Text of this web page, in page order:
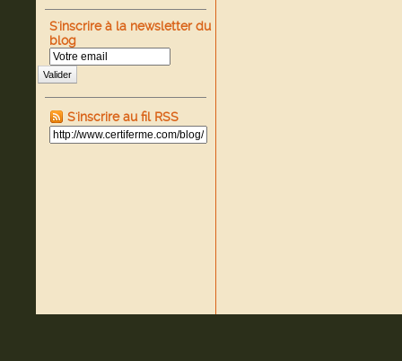
S'inscrire à la newsletter du
blog
Valider
S'inscrire au fil RSS